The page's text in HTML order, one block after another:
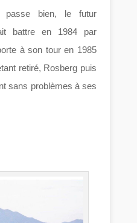
bien, le futur
battre en 1984 par
à son tour en 1985
retiré, Rosberg puis
sans problèmes à ses